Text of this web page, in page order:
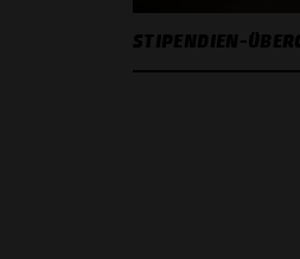
STIPENDIEN-